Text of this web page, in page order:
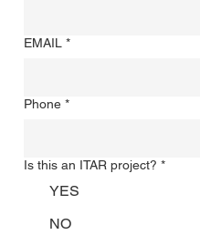
EMAIL *
Phone *
Is this an ITAR project? *
YES
NO